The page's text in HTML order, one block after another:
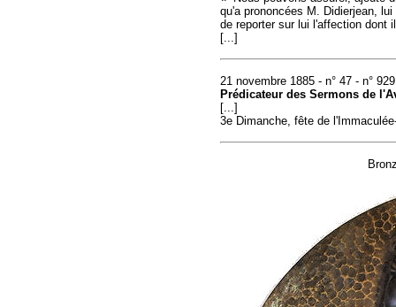
qu'a prononcées M. Didierjean,
de reporter sur lui l'affection dont
[...]
21 novembre 1885 - n° 47 - n° 929
Prédicateur des Sermons de
[...]
3e Dimanche, fête de